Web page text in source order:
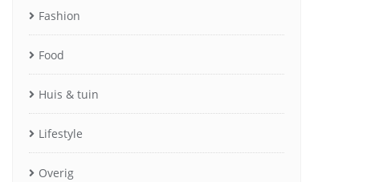
Fashion
Food
Huis & tuin
Lifestyle
Overig